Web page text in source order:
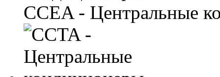
CCEA - Центральные